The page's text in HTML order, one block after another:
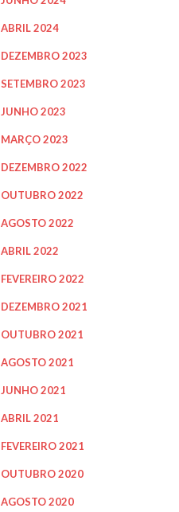
ABRIL 2024
DEZEMBRO 2023
SETEMBRO 2023
JUNHO 2023
MARÇO 2023
DEZEMBRO 2022
OUTUBRO 2022
AGOSTO 2022
ABRIL 2022
FEVEREIRO 2022
DEZEMBRO 2021
OUTUBRO 2021
AGOSTO 2021
JUNHO 2021
ABRIL 2021
FEVEREIRO 2021
OUTUBRO 2020
AGOSTO 2020